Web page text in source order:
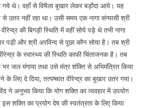
गये थे। वहाँ से विषैला बुखार लेकर बड़ौदा आये। यह
से उतर नहीं रहा था। उसी समय एक नागा संन्यासी श्री
की बिगड़ी स्थिति में वहीं सोये पड़े थे तभी नागा
पड़ी और श्री अरविन्द से पूछा कौन सोया है। तब श्री
के स्वास्थ्य की स्थिति काफी चिंताजनक है। तब
भर जल मंगाया तथा उसे मंत्र शंक्ति से अभिमंत्रित किया
के लिए दे दिया, तत्पष्चात वीरेन्द्र का बुखार उतर गया।
ने अनुभव किया कि योग शक्ति का व्यवहार में उपयोग
शक्ति का प्रयोग देष की स्वतंत्रता के लिए किया